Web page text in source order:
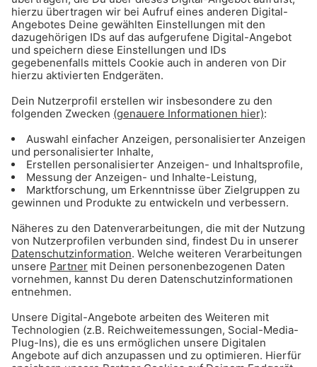
Die beste Musik in den Gong
96.3 Streams:
Gong 96.3 Party Gong: Hier den Stream starten!